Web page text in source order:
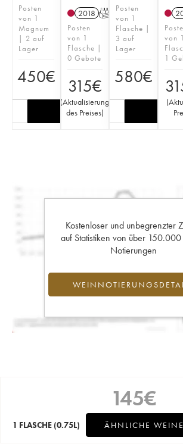
Posten
von 1
Magnum
| 2 auf
Lager
450€
2018 T
Posten
von 1
Flasche |
0 Gebote
315€
(Aktualisierung
des Preises)
Posten
von 1
Flasche |
3 auf
Lager
580€
von 1
1
(
Kostenloser und unbegrenzter
auf Statistiken von über
Notierungen
145€
1 FLASCHE (0.75L) ÄHNLICHE WEINE